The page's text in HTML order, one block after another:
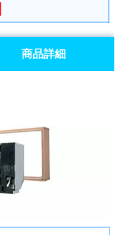
商品詳細